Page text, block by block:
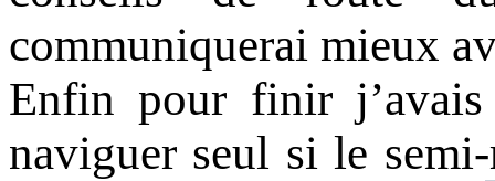
communiquerai mieux
Enfin pour finir
naviguer seul si le